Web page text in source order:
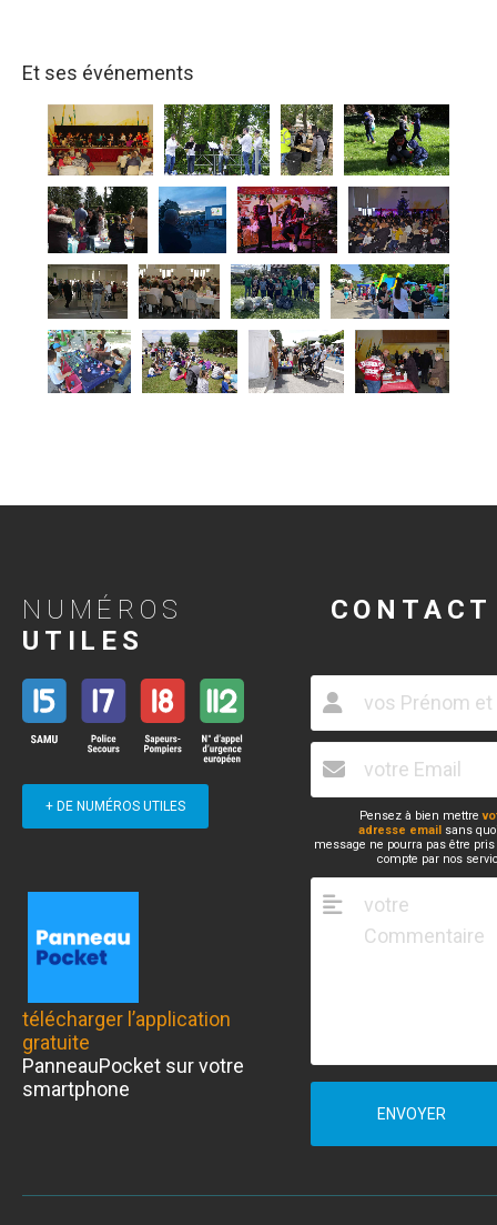
Et ses événements
NUMÉROS
UTILES
+ DE NUMÉROS UTILES
télécharger l’application
gratuite
PanneauPocket sur votre
smartphone
CONTACT
Pensez à bien mettre
adresse email sans
message ne pourra pas être
compte par nos
ENVOYER